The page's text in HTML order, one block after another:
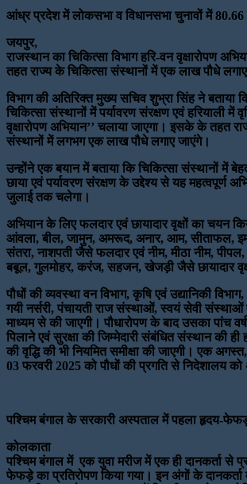
आंध्र प्रदेश में लोकसभा व विधानसभा चुनावों में 80.66
जयपुर,
राजस्थान का चिकित्सा विभाग हरि-वन वृक्षारोपण
तहत राज्य के चिकित्सा संस्थानों में एक लाख पौधे
विभाग की अतिरिक्त मुख्य सचिव शुभ्रा सिंह ने बताया
चिकित्सा संस्थानों में पर्यावरण संरक्षण एवं हरियाली में
वृक्षारोपण अभियान’’ चलाया जाएगा। इसके के तहत
संस्थानों में लगभग एक लाख पौधे लगाए जाएंगे।
उन्होंने एक बयान में बताया कि चिकित्सा संस्थानों में
छाया एवं पर्यावरण संरक्षण के उद्देश्य से यह महत्वपूर्ण
जुलाई तक चलेगा।
अभियान के लिए फलदार एवं छायादार वृक्षों का चयन
आंवला, बील, जामुन, अमरूद, अनार, आम, सीताफल,
संतरा, नाशपती जैसे फलदार एवं नीम, मीठा नीम,
बबूल, गुलमोहर, करंज, सहजन, खेजड़ी जैसे छायादार
पौधों की व्यवस्था वन विभाग, कृषि एवं उद्यानिकी
गयी नर्सरी, पंचायती राज संस्थाओं, स्वयं सेवी संस्थाओं
माध्यम से की जाएगी। पौधारोपण के बाद उसका पांच
पिलाने एवं सुरक्षा की जिम्मेदारी संबंधित संस्थान की ही
की वृद्धि की भी नियमित समीक्षा की जाएगी। एक
03 फरवरी 2025 को पौधों की प्रगति से निदेशालय को
पश्चिम बंगाल के सरकारी अस्पताल में पहला हृदय-
कोलकाता
पश्चिम बंगाल में एक युवा मरीज में एक ही दानकर्ता से
फेफड़े का प्रतिरोपण किया गया। इन अंगों के